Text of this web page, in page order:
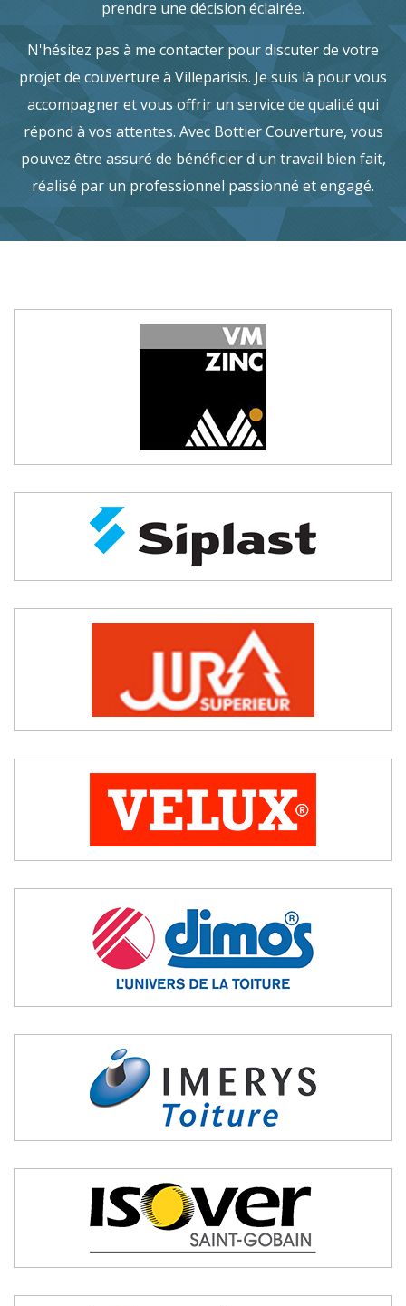
prendre une décision éclairée.
N'hésitez pas à me contacter pour discuter de votre
projet de couverture à Villeparisis. Je suis là pour vous
accompagner et vous offrir un service de qualité qui
répond à vos attentes. Avec Bottier Couverture, vous
pouvez être assuré de bénéficier d'un travail bien fait,
réalisé par un professionnel passionné et engagé.